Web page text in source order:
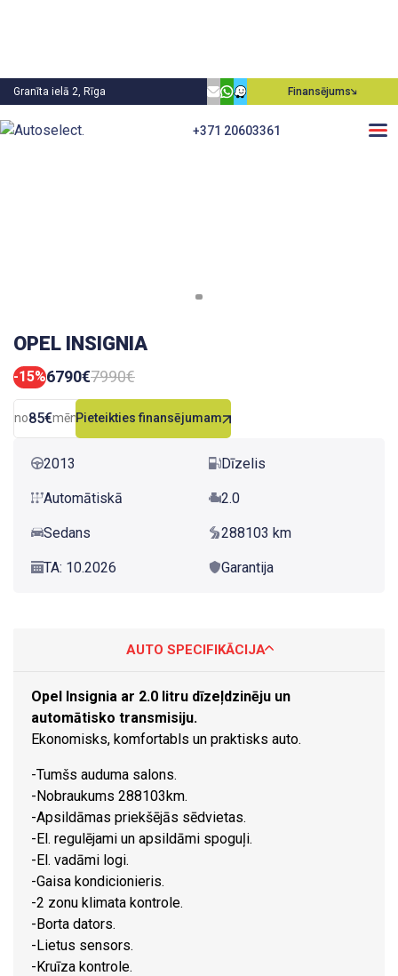
Granīta ielā 2, Rīga Finansējums
+371 20603361
OPEL INSIGNIA
-15%6790€7990€
no85€mēn.Pieteikties finansējumam
2013 Dīzelis
Automātiskā 2.0
Sedans 288103 km
TA: 10.2026 Garantija
AUTO SPECIFIKĀCIJA
Opel Insignia ar 2.0 litru dīzeļdzinēju un
automātisko transmisiju.
Ekonomisks, komfortabls un praktisks auto.
-Tumšs auduma salons.
-Nobraukums 288103km.
-Apsildāmas priekšējās sēdvietas.
-El. regulējami un apsildāmi spoguļi.
-El. vadāmi logi.
-Gaisa kondicionieris.
-2 zonu klimata kontrole.
-Borta dators.
-Lietus sensors.
-Kruīza kontrole.